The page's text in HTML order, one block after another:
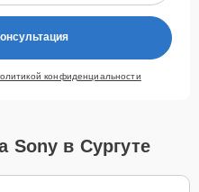
конфиденциальности
Sony в Сургуте